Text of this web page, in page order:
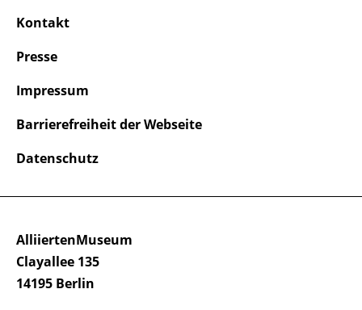
AlliiertenMuseum
Clayallee 135
14195 Berlin
Kontakt
Presse
Impressum
Barrierefreiheit der Webseite
Datenschutz